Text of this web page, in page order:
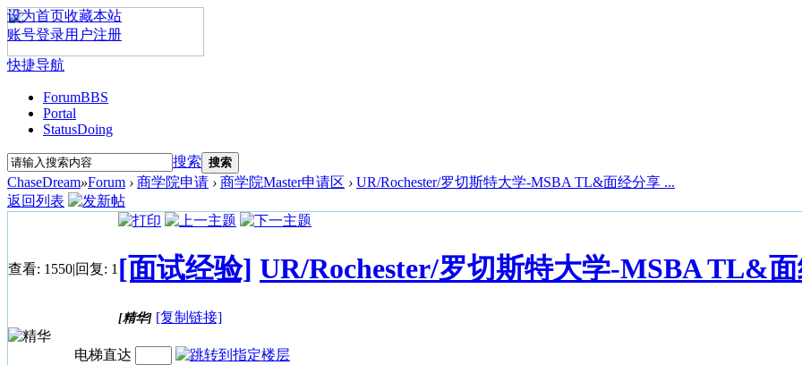
设为首页收藏本站
账号登录用户注册
快捷导航
ForumBBS
Portal
StatusDoing
搜索 搜索
ChaseDream»Forum › 商学院申请 › 商学院Master申请区 › UR/Rochester/罗切斯特大学-MSBA TL&面经分享 ...
返回列表
查看: 1550|回复: 1 [面试经验] UR/Rochester/罗切斯特大学-MSBA TL&
[精华] [复制链接]
电梯直达